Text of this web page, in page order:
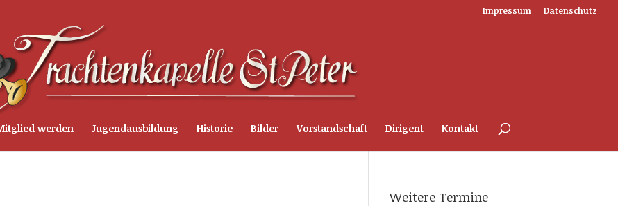
Impressum Datenschutz
werden Jugendausbildung Historie Bilder Vorstandschaft Dirigent Kontakt
Weitere Termine